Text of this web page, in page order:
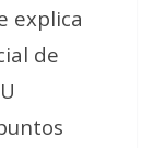
explica
de